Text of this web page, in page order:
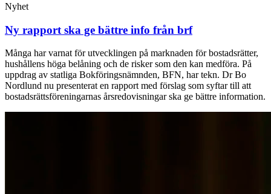
Nyhet
Ny rapport ska ge bättre info från brf
Många har varnat för utvecklingen på marknaden för bostadsrätter,
hushållens höga belåning och de risker som den kan medföra. På
uppdrag av statliga Bokföringsnämnden, BFN, har tekn. Dr Bo
Nordlund nu presenterat en rapport med förslag som syftar till att
bostadsrättsföreningarnas årsredovisningar ska ge bättre information.